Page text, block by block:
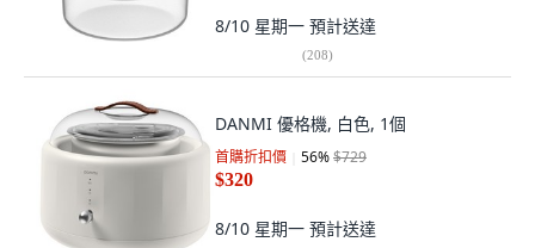
8/10 星期一 預計送達
(208)
DANMI 優格機, 白色, 1個
首購折扣價 56%$729
$320
8/10 星期一 預計送達